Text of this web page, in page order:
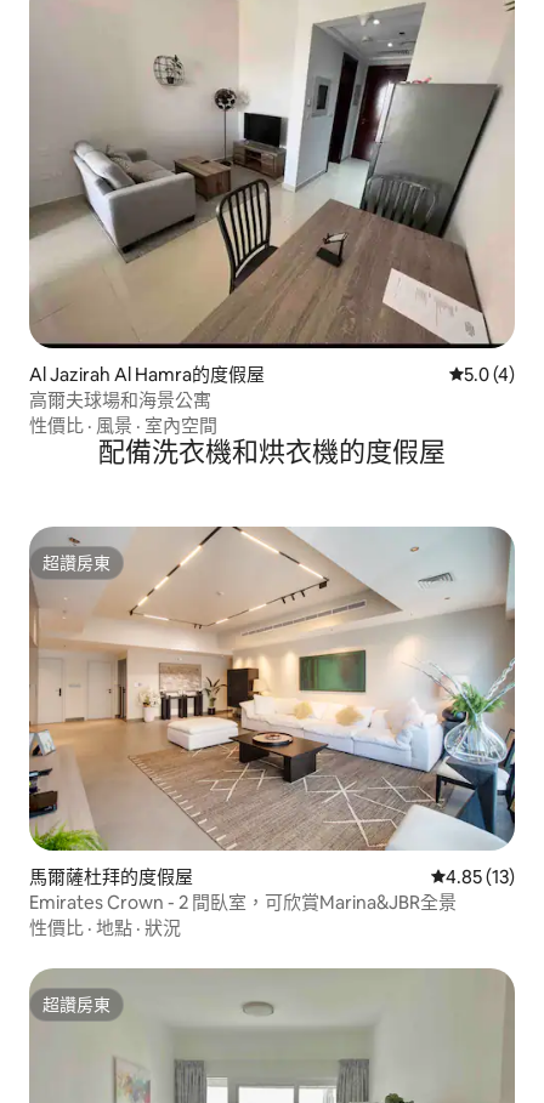
Al Jazirah Al Hamra的度假屋 從 4 則評
5.0 (4)
高爾夫球場和海景公寓
性價比 · 風景 · 室內空間
配備洗衣機和烘衣機的度假屋
超讚房東
超讚房東
馬爾薩杜拜的度假屋 從 13 則評價
4.85 (13)
Emirates Crown - 2 間臥室，可欣賞Marina&JBR全景
性價比 · 地點 · 狀況
超讚房東
超讚房東